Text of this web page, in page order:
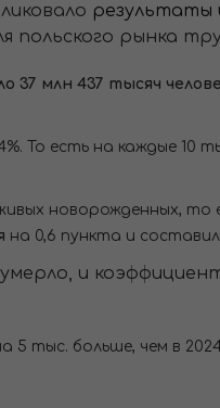
результаты
польского рынка
37 млн 437 тысяч
То есть на каждые 10
новорожденных,
на 0,6 пункта и
умерло, и
5 тыс. больше, чем в